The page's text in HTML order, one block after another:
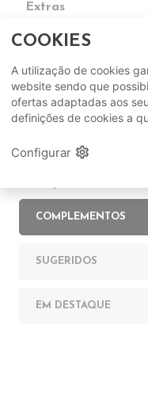
Extras
COMPLEMENTOS
SUGERIDOS
EM DESTAQUE
COOKIES
A utilização de cookies
website sendo que
ofertas adaptadas aos
definições de cookies a
Configurar settings